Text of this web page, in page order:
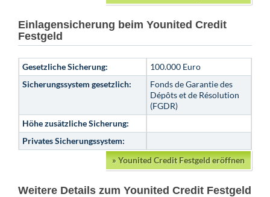
Einlagensicherung beim Younited Credit
Festgeld
Gesetzliche Sicherung:
100.000 Euro
Sicherungssystem gesetzlich:
Fonds de Garantie des
Dépôts et de Résolution
(FGDR)
Höhe zusätzliche Sicherung:
Privates Sicherungssystem:
»Younited Credit Festgeld eröffnen
Weitere Details zum Younited Credit Festgeld